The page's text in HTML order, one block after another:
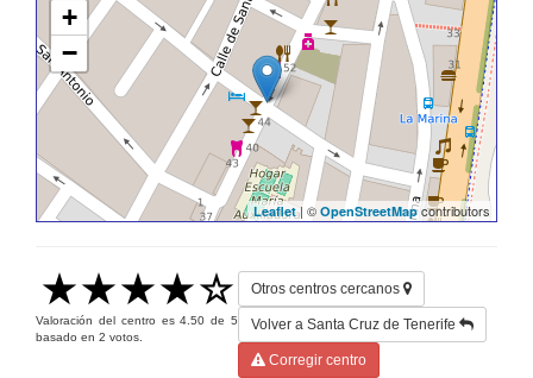
+
−
Leaflet| © OpenStreetMapcontributors
Valoración del centro es4.50 de5
basado en 2 votos.
Otros centros cercanos
Volver a Santa Cruz de Tenerife
Corregir centro